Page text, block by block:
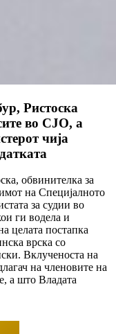
Ристоска
во СЈО, а
чија
обвинителка за
на Специјалното
за судии во
ги водела и
целата постапка
врска со
Вклученоста на
на членовите на
а што Владата